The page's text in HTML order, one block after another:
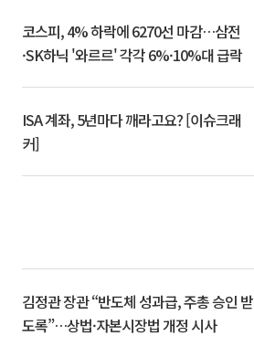
코스피, 4% 하락에 6270선 마감…삼전
·SK하닉 '와르르' 각각 6%·10%대 급락
ISA 계좌, 5년마다 깨라고요? [이슈크래
커]
김정관 장관 “반도체 성과급, 주총 승인 받
도록”…상법·자본시장법 개정 시사